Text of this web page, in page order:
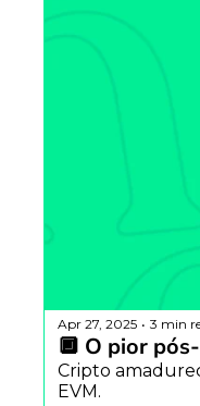
Apr 27, 2025 • 3 min
🔲 O pior
Cripto